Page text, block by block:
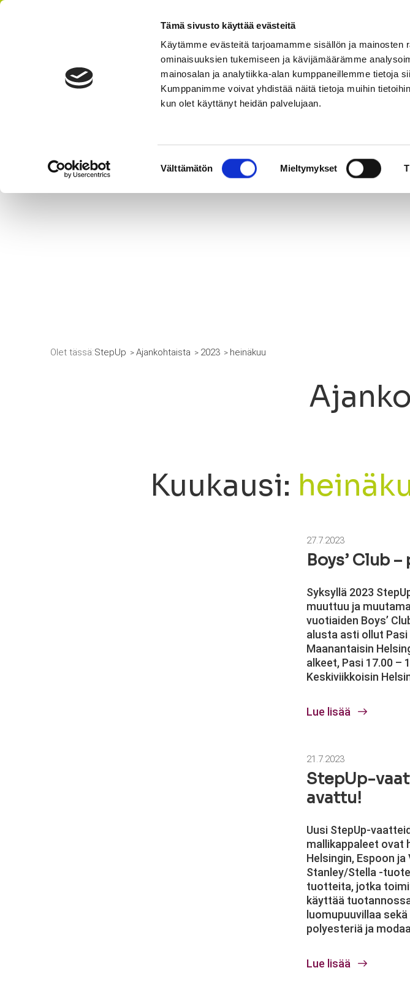
Tämä sivusto käyttää evästeitä
Käytämme evästeitä tarjoamamme sisällön ja mainosten
ominaisuuksien tukemiseen ja kävijämäärämme
mainosalan ja analytiikka-alan kumppaneillemme tietoja
Kumppanimme voivat yhdistää näitä tietoja muihin
kun olet käyttänyt heidän palvelujaan.
Välttämätön Mieltymykset
AIKATAULU HINNASTO LAJIT
Olet tässä:StepUp Ajankohtaista 2023 heinäkuu
Kuukausi:
27.7.2023
Boys’ Club
Syksyllä 2023
muuttuu ja
vuotiaiden Boys’
alusta asti ollut Pasi
Maanantaisin
alkeet, Pasi 17.00 –
Keskiviikkoisin
Lue lisää
21.7.2023
StepUp-
avattu!
Uusi StepUp-
mallikappaleet ovat
Helsingin, Espoon
Stanley/Stella -
tuotteita, jotka
käyttää
luomupuuvillaa
polyesteriä ja
Lue lisää